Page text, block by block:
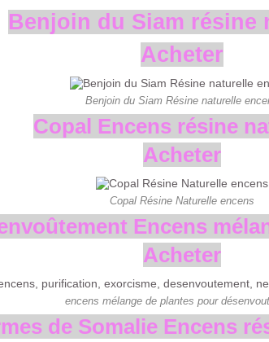
Benjoin du Siam résine
Acheter
Benjoin du Siam Résine naturelle
Copal Encens résine
Acheter
Copal Résine Naturelle encens
Encens
Acheter
encens mélange de plantes pour
de Somalie Encens